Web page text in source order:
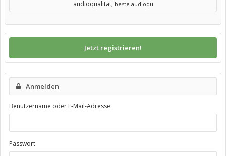
audioqualität, beste audioqu
Jetzt registrieren!
Anmelden
Benutzername oder E-Mail-Adresse:
Passwort: